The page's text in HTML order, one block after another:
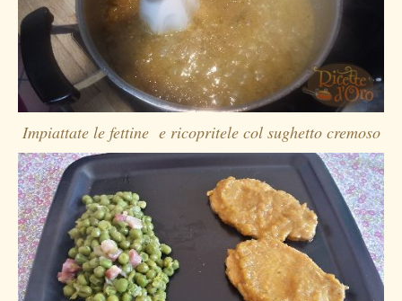
Impiattate le fettine e ricopritele col sughetto cremoso